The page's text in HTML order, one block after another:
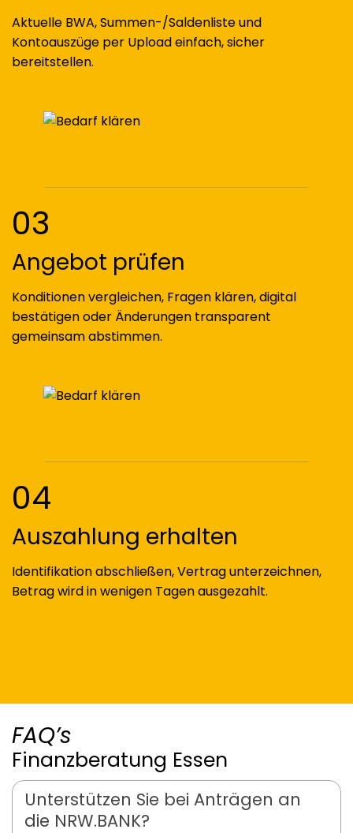
Aktuelle BWA, Summen-/Saldenliste und
Kontoauszüge per Upload einfach, sicher
bereitstellen.
03
Angebot prüfen
Konditionen vergleichen, Fragen klären, digital
bestätigen oder Änderungen transparent
gemeinsam abstimmen.
04
Auszahlung erhalten
Identifikation abschließen, Vertrag unterzeichnen,
Betrag wird in wenigen Tagen ausgezahlt.
FAQ’s
Finanzberatung Essen
Unterstützen Sie bei Anträgen an
die NRW.BANK?